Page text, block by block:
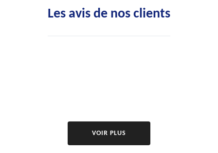
Les avis de nos clients
VOIR PLUS